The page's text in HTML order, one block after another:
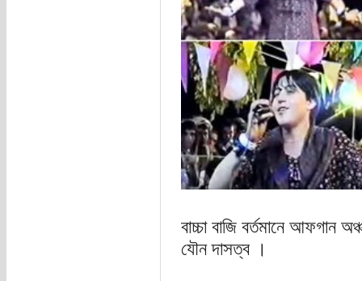
বাচ্চা বাজি বর্তমানে আফগান
যৌন দাসত্ব ।